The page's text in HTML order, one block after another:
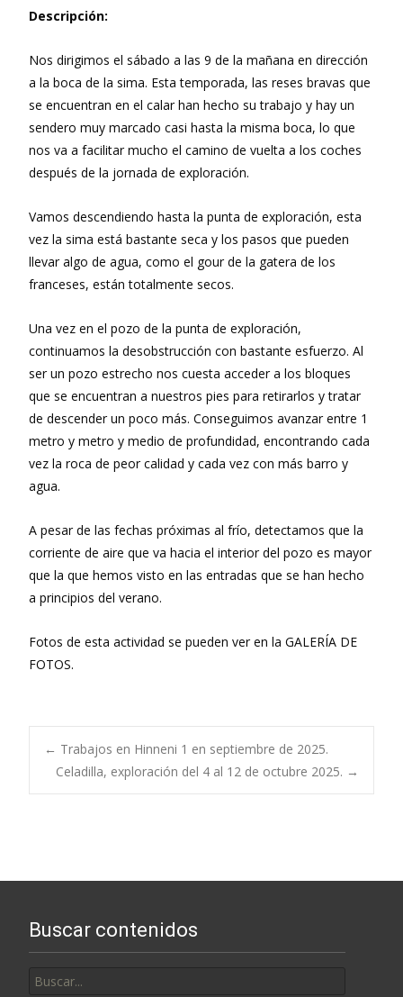
Descripción:
Nos dirigimos el sábado a las 9 de la mañana en dirección
a la boca de la sima. Esta temporada, las reses bravas que
se encuentran en el calar han hecho su trabajo y hay un
sendero muy marcado casi hasta la misma boca, lo que
nos va a facilitar mucho el camino de vuelta a los coches
después de la jornada de exploración.
Vamos descendiendo hasta la punta de exploración, esta
vez la sima está bastante seca y los pasos que pueden
llevar algo de agua, como el gour de la gatera de los
franceses, están totalmente secos.
Una vez en el pozo de la punta de exploración,
continuamos la desobstrucción con bastante esfuerzo. Al
ser un pozo estrecho nos cuesta acceder a los bloques
que se encuentran a nuestros pies para retirarlos y tratar
de descender un poco más. Conseguimos avanzar entre 1
metro y metro y medio de profundidad, encontrando cada
vez la roca de peor calidad y cada vez con más barro y
agua.
A pesar de las fechas próximas al frío, detectamos que la
corriente de aire que va hacia el interior del pozo es mayor
que la que hemos visto en las entradas que se han hecho
a principios del verano.
Fotos de esta actividad se pueden ver en la GALERÍA DE
FOTOS.
Navegación
entradas
← Trabajos en Hinneni 1 en septiembre de 2025.
Celadilla, exploración del 4 al 12 de octubre 2025. →
Buscar contenidos
por: